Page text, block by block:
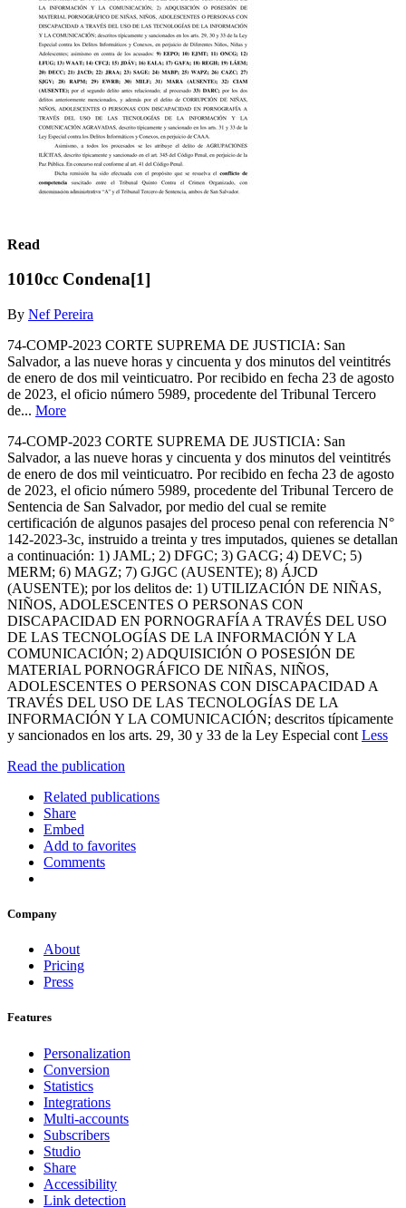
Read
1010cc Condena[1]
By Nef Pereira
74-COMP-2023 CORTE SUPREMA DE JUSTICIA: San
Salvador, a las nueve horas y cincuenta y dos minutos del veintitrés
de enero de dos mil veinticuatro. Por recibido en fecha 23 de agosto
de 2023, el oficio número 5989, procedente del Tribunal Tercero
de... More
74-COMP-2023 CORTE SUPREMA DE JUSTICIA: San
Salvador, a las nueve horas y cincuenta y dos minutos del veintitrés
de enero de dos mil veinticuatro. Por recibido en fecha 23 de agosto
de 2023, el oficio número 5989, procedente del Tribunal Tercero de
Sentencia de San Salvador, por medio del cual se remite
certificación de algunos pasajes del proceso penal con referencia N°
142-2023-3c, instruido a treinta y tres imputados, quienes se detallan
a continuación: 1) JAML; 2) DFGC; 3) GACG; 4) DEVC; 5)
MERM; 6) MAGZ; 7) GJGC (AUSENTE); 8) ÁJCD
(AUSENTE); por los delitos de: 1) UTILIZACIÓN DE NIÑAS,
NIÑOS, ADOLESCENTES O PERSONAS CON
DISCAPACIDAD EN PORNOGRAFÍA A TRAVÉS DEL USO
DE LAS TECNOLOGÍAS DE LA INFORMACIÓN Y LA
COMUNICACIÓN; 2) ADQUISICIÓN O POSESIÓN DE
MATERIAL PORNOGRÁFICO DE NIÑAS, NIÑOS,
ADOLESCENTES O PERSONAS CON DISCAPACIDAD A
TRAVÉS DEL USO DE LAS TECNOLOGÍAS DE LA
INFORMACIÓN Y LA COMUNICACIÓN; descritos típicamente
y sancionados en los arts. 29, 30 y 33 de la Ley Especial cont Less
Read the publication
Related publications
Share
Embed
Add to favorites
Comments
Company
About
Pricing
Press
Features
Personalization
Conversion
Statistics
Integrations
Multi-accounts
Subscribers
Studio
Share
Accessibility
Link detection